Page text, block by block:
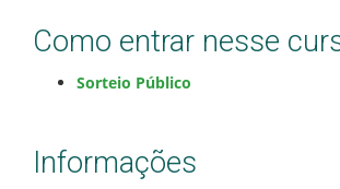
Cotas
Inscrições e acompanhamento
Como entrar nesse
Sorteio Público
Informações